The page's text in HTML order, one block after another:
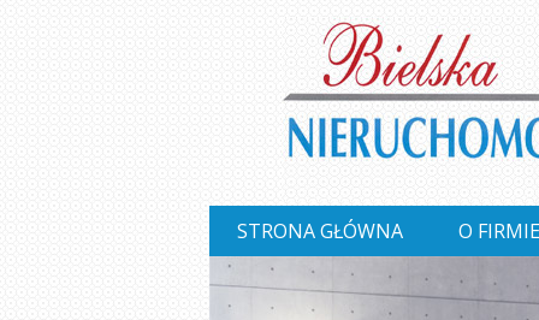
STRONA GŁÓWNA O FIRMIE